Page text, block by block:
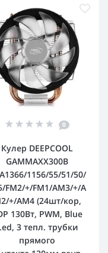
0
Кулер DEEPCOOL
GAMMAXX300B
1156/55/51/50/
FM2/+/FM1/AM3/+/A
+/AM4 (24шт/кор,
130Вт, PWM, Blue
3 тепл. трубки
прямого